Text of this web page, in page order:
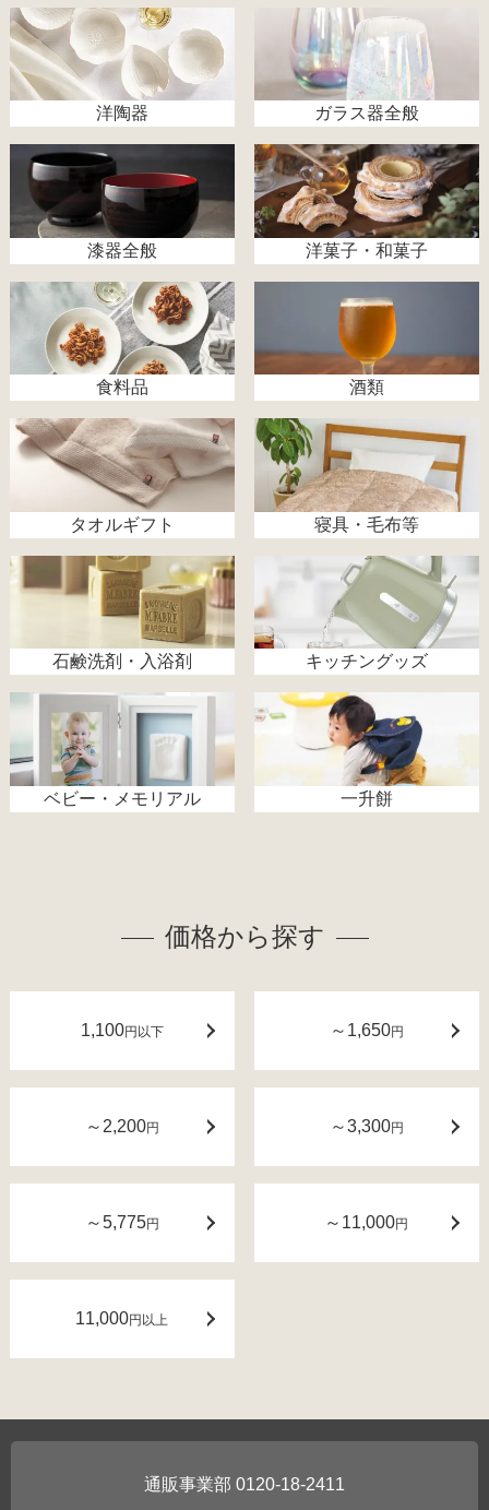
洋陶器 ガラス器全般
漆器全般 洋菓子・和菓子
食料品 酒類
タオルギフト 寝具・毛布等
石鹸洗剤・入浴剤 キッチングッズ
ベビー・メモリアル 一升餅
価格から探す
1,100円以下 ～1,650円
～2,200円 ～3,300円
～5,775円 ～11,000円
11,000円以上
0120-18-2411